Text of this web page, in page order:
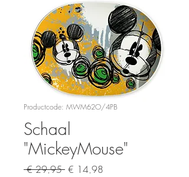
Productcode: MWM62O/4PB
Schaal
"MickeyMouse"
€ 29,95 Normale
€ 14,98